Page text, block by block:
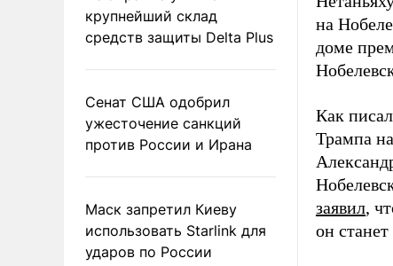
крупнейший склад
средств защиты Delta Plus
Сенат США одобрил
ужесточение санкций
против России и Ирана
Маск запретил Киеву
использовать Starlink для
ударов по России
на
доме
Как
Трампа
заявил,
он